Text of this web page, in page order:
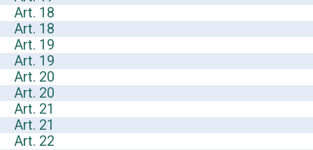
Art. 18
Art. 18
Art. 19
Art. 19
Art. 20
Art. 20
Art. 21
Art. 21
Art. 22